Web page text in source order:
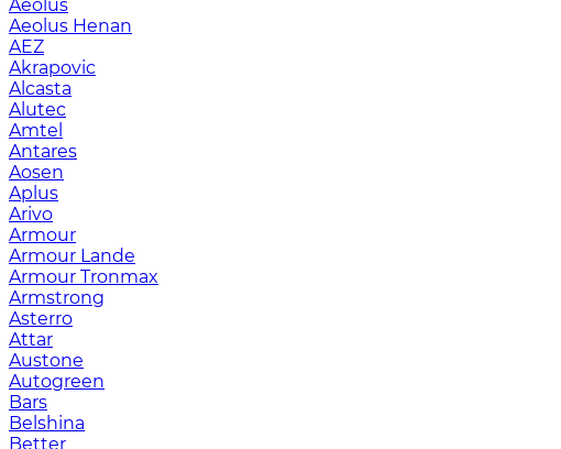
Aeolus
Aeolus Henan
AEZ
Akrapovic
Alcasta
Alutec
Amtel
Antares
Aosen
Aplus
Arivo
Armour
Armour Lande
Armour Tronmax
Armstrong
Asterro
Attar
Austone
Autogreen
Bars
Belshina
Better